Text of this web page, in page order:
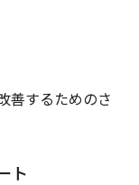
善するためのさ
ト